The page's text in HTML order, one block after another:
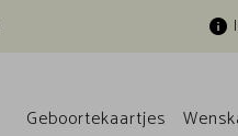
Geboortekaartjes